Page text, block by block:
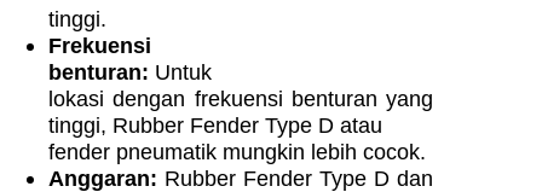
tinggi.
Frekuensi
benturan: Untuk
lokasi dengan frekuensi benturan yang
tinggi, Rubber Fender Type D atau
fender pneumatik mungkin lebih cocok.
Anggaran: Rubber Fender Type D dan